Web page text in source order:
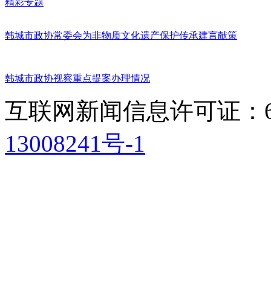
精彩专题
韩城市政协常委会为非物质文化遗产保护传承建言献策
韩城市政协视察重点提案办理情况
互联网新闻信息许可证：
13008241号-1